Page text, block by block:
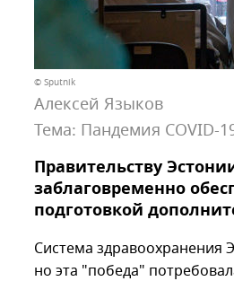
© Sputnik
Алексей Языков
Тема: Пандемия COVID-
Правительству
заблаговременно
подготовкой
Система здравоохранения
но эта "победа"